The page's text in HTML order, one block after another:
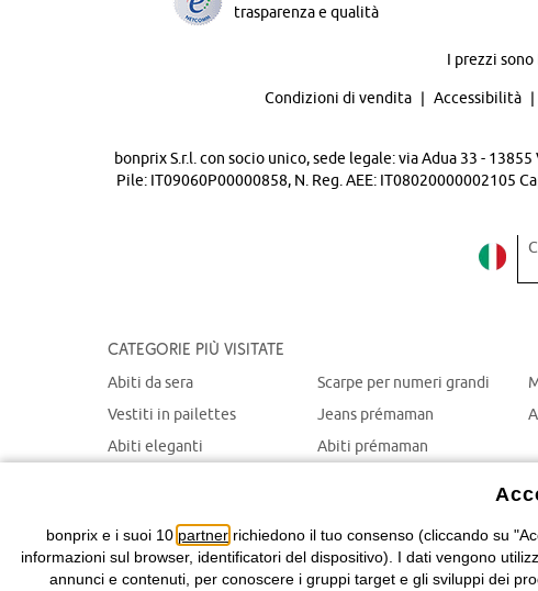
trasparenza e qualità
I prezzi
Condizioni di vendita Accessibilità
bonprix S.r.l. con socio unico, sede legale: via Adua 33 -
Pile: IT09060P00000858, N. Reg. AEE:
Categorie più visitate
Abiti da sera
Vestiti in pailettes
Abiti eleganti
Scarpe per numeri grandi
Jeans prémaman
Abiti prémaman
bonprix e i suoi 10 partner richiedono il tuo consenso (cliccando su
informazioni sul browser, identificatori del dispositivo). I dati vengono
annunci e contenuti, per conoscere i gruppi target e gli sviluppi dei